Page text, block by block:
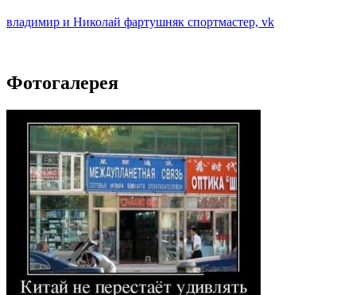
владимир и Николай фартушняк спортмастер, vk
Фотогалерея